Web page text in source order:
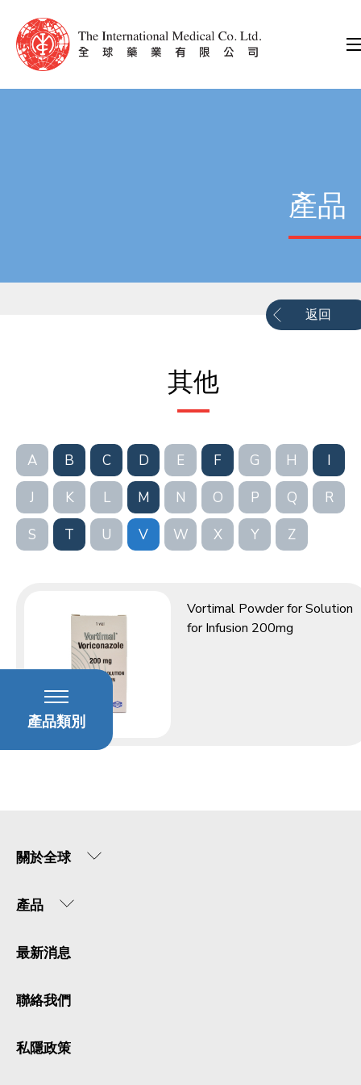
產品
返回
其他
A B C D E F G H
I
J
K L M N O P Q
R
S
T U V W X Y Z
Vortimal Powder for Solution
for Infusion 200mg
產品類別
關於全球
產品
最新消息
聯絡我們
私隱政策